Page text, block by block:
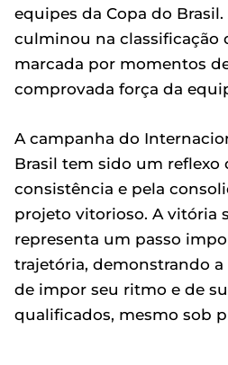
equipes da Copa do
culminou na classificação
marcada por momentos
comprovada força da
A campanha do
Brasil tem sido um reflexo
consistência e pela
projeto vitorioso. A vitória
representa um passo
trajetória, demonstrando
de impor seu ritmo e de
qualificados, mesmo sob